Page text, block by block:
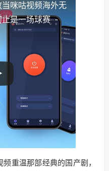
当咪咕视频海外无
是一场球赛
重温那部经典的国产剧，